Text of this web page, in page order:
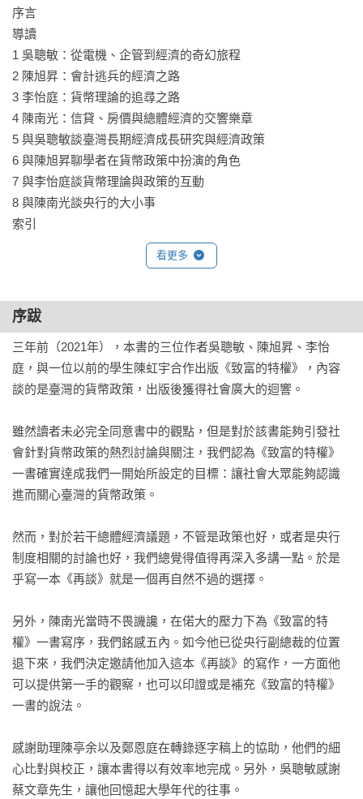
序言
導讀
1 吳聰敏：從電機、企管到經濟的奇幻旅程
2 陳旭昇：會計逃兵的經濟之路
3 李怡庭：貨幣理論的追尋之路
4 陳南光：信貸、房價與總體經濟的交響樂章
5 與吳聰敏談臺灣長期經濟成長研究與經濟政策
6 與陳旭昇聊學者在貨幣政策中扮演的角色
7 與李怡庭談貨幣理論與政策的互動
8 與陳南光談央行的大小事
索引
看更多
序跋
三年前（2021年），本書的三位作者吳聰敏、陳旭昇、李怡
庭，與一位以前的學生陳虹宇合作出版《致富的特權》，內容
談的是臺灣的貨幣政策，出版後獲得社會廣大的迴響。
雖然讀者未必完全同意書中的觀點，但是對於該書能夠引發社
會針對貨幣政策的熱烈討論與關注，我們認為《致富的特權》
一書確實達成我們一開始所設定的目標：讓社會大眾能夠認識
進而關心臺灣的貨幣政策。
然而，對於若干總體經濟議題，不管是政策也好，或者是央行
制度相關的討論也好，我們總覺得值得再深入多講一點。於是
乎寫一本《再談》就是一個再自然不過的選擇。
另外，陳南光當時不畏譏讒，在偌大的壓力下為《致富的特
權》一書寫序，我們銘感五內。如今他已從央行副總裁的位置
退下來，我們決定邀請他加入這本《再談》的寫作，一方面他
可以提供第一手的觀察，也可以印證或是補充《致富的特權》
一書的說法。
感謝助理陳亭余以及鄭恩庭在轉錄逐字稿上的協助，他們的細
心比對與校正，讓本書得以有效率地完成。另外，吳聰敏感謝
蔡文章先生，讓他回憶起大學年代的往事。